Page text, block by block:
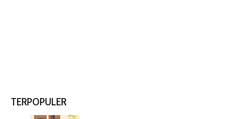
TERPOPULER